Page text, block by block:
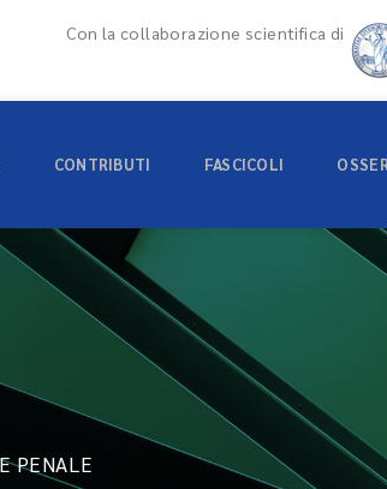
Con la collaborazione scientifica di
CONTRIBUTI FASCICOLI
PENALE